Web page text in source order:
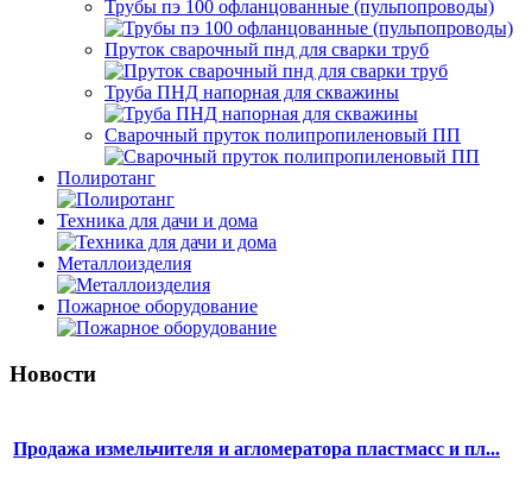
Трубы пэ 100 офланцованные (пульпопроводы)
Пруток сварочный пнд для сварки труб
Труба ПНД напорная для скважины
Сварочный пруток полипропиленовый ПП
Полиротанг
Техника для дачи и дома
Металлоизделия
Пожарное оборудование
Новости
Продажа измельчителя и агломератора пластмасс и пл...